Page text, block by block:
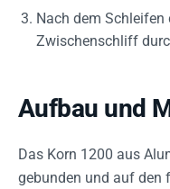
Nach dem
Zwischenschliff
Aufbau und
Das Korn 1200 aus
gebunden und auf den